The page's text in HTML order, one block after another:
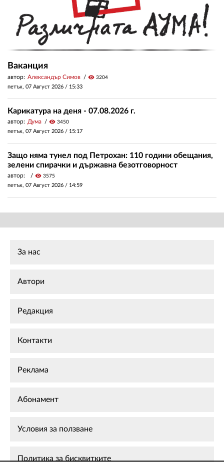
Ваканция
автор: Александър Симов visibility 3204
петък, 07 Август 2026 / 15:33
Карикатура на деня - 07.08.2026 г.
автор: Дума visibility 3450
петък, 07 Август 2026 / 15:17
Защо няма тунел под Петрохан: 110 години обещания,
зелени спирачки и държавна безотговорност
автор: visibility 3575
петък, 07 Август 2026 / 14:59
За нас
Автори
Редакция
Контакти
Реклама
Абонамент
Условия за ползване
Политика за бисквитките